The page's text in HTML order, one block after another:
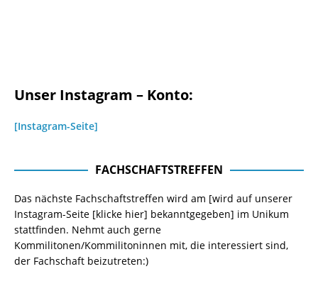
Unser Instagram – Konto:
[Instagram-Seite]
FACHSCHAFTSTREFFEN
Das nächste Fachschaftstreffen wird am [wird auf unserer
Instagram-Seite [klicke hier] bekanntgegeben] im Unikum
stattfinden. Nehmt auch gerne
Kommilitonen/Kommilitoninnen mit, die interessiert sind,
der Fachschaft beizutreten:)